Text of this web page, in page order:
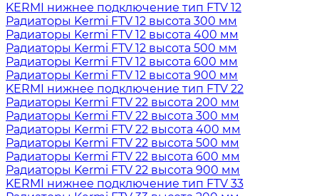
KERMI нижнее подключение тип FTV 12
Радиаторы Kermi FTV 12 высота 300 мм
Радиаторы Kermi FTV 12 высота 400 мм
Радиаторы Kermi FTV 12 высота 500 мм
Радиаторы Kermi FTV 12 высота 600 мм
Радиаторы Kermi FTV 12 высота 900 мм
KERMI нижнее подключение тип FTV 22
Радиаторы Kermi FTV 22 высота 200 мм
Радиаторы Kermi FTV 22 высота 300 мм
Радиаторы Kermi FTV 22 высота 400 мм
Радиаторы Kermi FTV 22 высота 500 мм
Радиаторы Kermi FTV 22 высота 600 мм
Радиаторы Kermi FTV 22 высота 900 мм
KERMI нижнее подключение тип FTV 33